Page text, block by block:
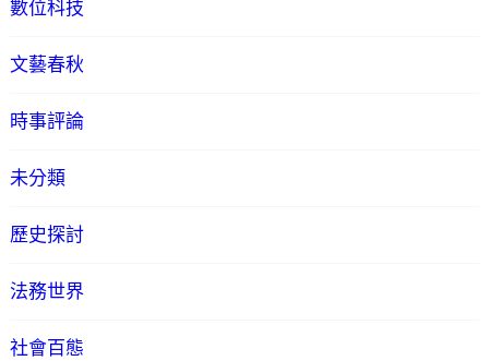
數位科技
文藝春秋
時事評論
未分類
歷史探討
法務世界
社會百態